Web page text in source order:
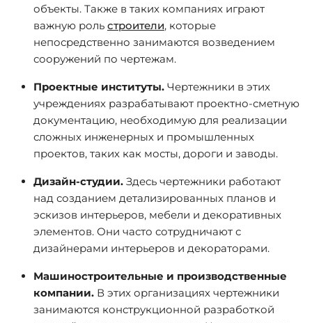
объекты. Также в таких компаниях играют
важную роль строители, которые
непосредственно занимаются возведением
сооружений по чертежам.
Проектные институты. Чертежники в этих
учреждениях разрабатывают проектно-сметную
документацию, необходимую для реализации
сложных инженерных и промышленных
проектов, таких как мосты, дороги и заводы.
Дизайн-студии. Здесь чертежники работают
над созданием детализированных планов и
эскизов интерьеров, мебели и декоративных
элементов. Они часто сотрудничают с
дизайнерами интерьеров и декораторами.
Машиностроительные и производственные
компании. В этих организациях чертежники
занимаются конструкционной разработкой